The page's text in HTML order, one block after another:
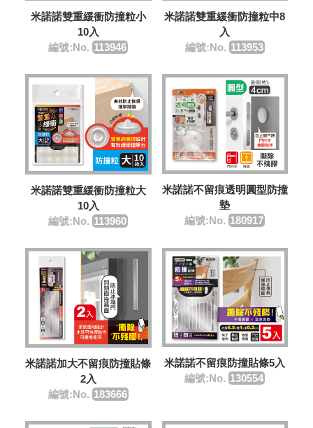
米諾諾雙重緩衝防撞粒小
10入
編號:No. 113946
米諾諾雙重緩衝防撞粒中8
入
編號:No. 113953
米諾諾雙重緩衝防撞粒大
10入
編號:No. 113960
米諾諾不留痕透明圓型防撞
墊
編號:No. 180917
米諾諾加大不留痕防撞貼條
2入
編號:No. 183666
米諾諾不留痕防撞貼條5入
編號:No. 130554